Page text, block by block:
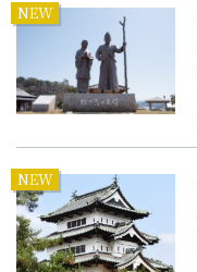
NEW
NEW